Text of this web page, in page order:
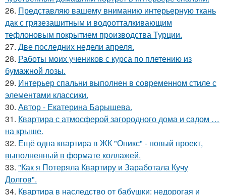
26. Представляю вашему вниманию интерьерную ткань
дак с грязезашитным и водоотталкивающим
тефлоновым покрытием производства Турции.
27. Две последних недели апреля.
28. Работы моих учеников с курса по плетению из
бумажной лозы.
29. Интерьер спальни выполнен в современном стиле с
элементами классики.
30. Автор - Екатерина Барышева.
31. Квартира с атмосферой загородного дома и садом …
на крыше.
32. Ещё одна квартира в ЖК "Оникс" - новый проект,
выполненный в формате коллажей.
33. "Как я Потеряла Квартиру и Заработала Кучу
Долгов".
34. Квартира в наследство от бабушки: недорогая и